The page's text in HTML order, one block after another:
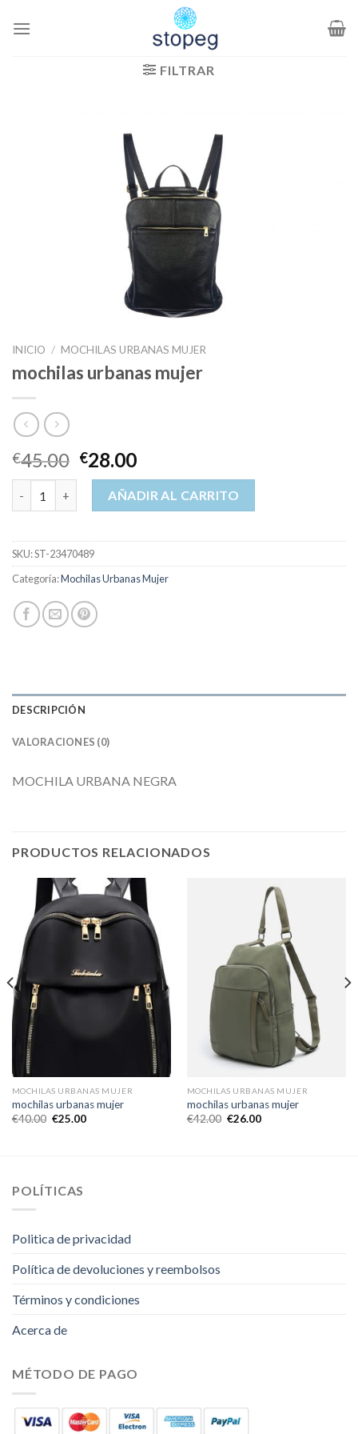
FILTRAR
INICIO / MOCHILAS URBANAS MUJER
mochilas urbanas mujer
€45.00 €28.00
mochilas urbanas mujer cantidad
AÑADIR AL CARRITO
SKU:ST-23470489
Categoría:Mochilas Urbanas Mujer
DESCRIPCIÓN
VALORACIONES (0)
MOCHILA URBANA NEGRA
PRODUCTOS RELACIONADOS
MOCHILAS URBANAS MUJER
mochilas urbanas mujer
€40.00 €25.00
MOCHILAS URBANAS MUJER
mochilas urbanas mujer
€42.00 €26.00
POLÍTICAS
Politica de privacidad
Política de devoluciones y reembolsos
Términos y condiciones
Acerca de
MÉTODO DE PAGO